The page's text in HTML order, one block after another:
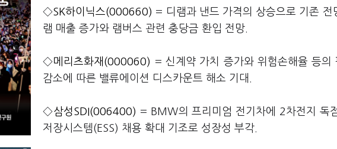
◇SK하이닉스(000660) = 디램과 낸드 가격의 상승으로 기존 전
램 매출 증가와 램버스 관련 충당금 환입 전망.
◇메리츠화재(000060) = 신계약 가치 증가와 위험손해율 등의
감소에 따른 밸류에이션 디스카운트 해소 기대.
◇삼성SDI(006400) = BMW의 프리미엄 전기차에 2차전지 독
저장시스템(ESS) 채용 확대 기조로 성장성 부각.